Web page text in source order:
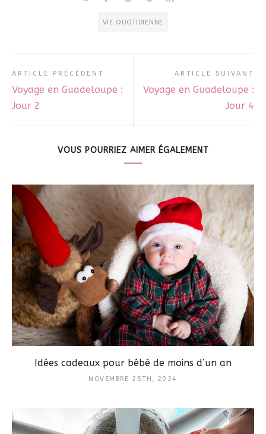
VIE QUOTIDIENNE
ARTICLE PRÉCÉDENT
Voyage en Guadeloupe :
Jour 2
ARTICLE SUIVANT
Voyage en Guadeloupe :
Jour 4
VOUS POURRIEZ AIMER ÉGALEMENT
Idées cadeaux pour bébé de moins d’un an
NOVEMBRE 25TH, 2024